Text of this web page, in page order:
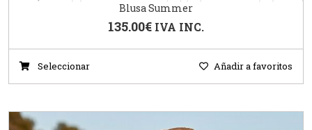
Blusa Summer
135.00€ IVA INC.
Seleccionar Añadir a favoritos